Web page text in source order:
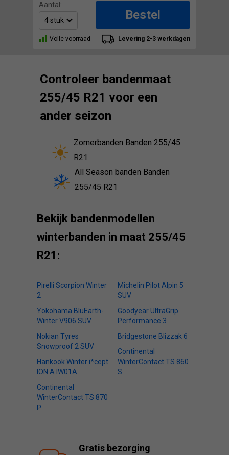
Aantal:
Bestel
Volle voorraad Levering 2-3 werkdagen
Controleer bandenmaat
255/45 R21 voor een
ander seizon
Zomerbanden Banden 255/45
R21
All Season banden Banden
255/45 R21
Bekijk bandenmodellen
winterbanden in maat 255/45
R21:
Pirelli Scorpion Winter
2
Yokohama BluEarth-
Winter V906 SUV
Nokian Tyres
Snowproof 2 SUV
Hankook Winter i*cept
ION A IW01A
Continental
WinterContact TS 870
P
Michelin Pilot Alpin 5
SUV
Goodyear UltraGrip
Performance 3
Bridgestone Blizzak 6
Continental
WinterContact TS 860
S
Gratis bezorging